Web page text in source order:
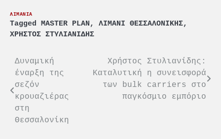
ΛΙΜΑΝΙΑ
Tagged MASTER PLAN, ΛΙΜΑΝΙ ΘΕΣΣΑΛΟΝΙΚΗΣ,
ΧΡΗΣΤΟΣ ΣΤΥΛΙΑΝΙΔΗΣ
Πλοήγηση
άρθρων
Δυναμική
έναρξη της
σεζόν
κρουαζιέρας
στη
Θεσσαλονίκη
Χρήστος Στυλιανίδης:
Καταλυτική η συνεισφορά
των bulk carriers στο
παγκόσμιο εμπόριο